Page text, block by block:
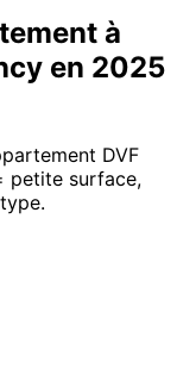
à
en 2025
DVF
petite surface,